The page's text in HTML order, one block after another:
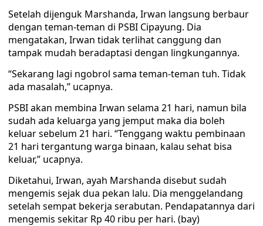
Setelah dijenguk Marshanda, Irwan langsung berbaur
dengan teman-teman di PSBI Cipayung. Dia
mengatakan, Irwan tidak terlihat canggung dan
tampak mudah beradaptasi dengan lingkungannya.
“Sekarang lagi ngobrol sama teman-teman tuh. Tidak
ada masalah,” ucapnya.
PSBI akan membina Irwan selama 21 hari, namun bila
sudah ada keluarga yang jemput maka dia boleh
keluar sebelum 21 hari. “Tenggang waktu pembinaan
21 hari tergantung warga binaan, kalau sehat bisa
keluar,” ucapnya.
Diketahui, Irwan, ayah Marshanda disebut sudah
mengemis sejak dua pekan lalu. Dia menggelandang
setelah sempat bekerja serabutan. Pendapatannya dari
mengemis sekitar Rp 40 ribu per hari. (bay)